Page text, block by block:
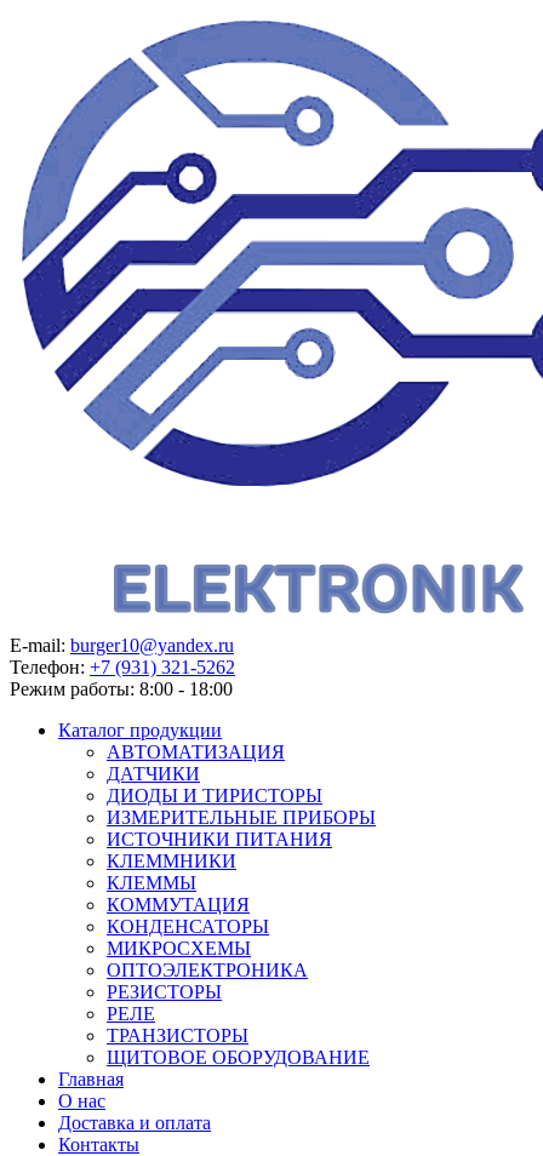
E-mail: burger10@yandex.ru
Телефон: +7 (931) 321-5262
Режим работы: 8:00 - 18:00
Каталог продукции
АВТОМАТИЗАЦИЯ
ДАТЧИКИ
ДИОДЫ И ТИРИСТОРЫ
ИЗМЕРИТЕЛЬНЫЕ ПРИБОРЫ
ИСТОЧНИКИ ПИТАНИЯ
КЛЕММНИКИ
КЛЕММЫ
КОММУТАЦИЯ
КОНДЕНСАТОРЫ
МИКРОСХЕМЫ
ОПТОЭЛЕКТРОНИКА
РЕЗИСТОРЫ
РЕЛЕ
ТРАНЗИСТОРЫ
ЩИТОВОЕ ОБОРУДОВАНИЕ
Главная
О нас
Доставка и оплата
Контакты